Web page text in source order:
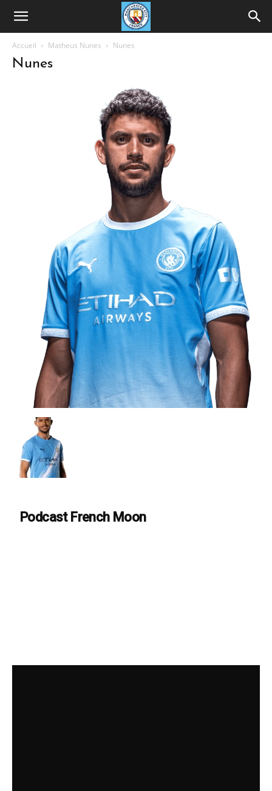
Accueil Matheus Nunes Nunes
Nunes
Podcast French Moon